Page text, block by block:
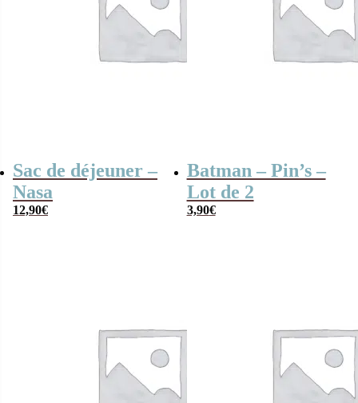
Sac de déjeuner –
Nasa
12,90€
Batman – Pin’s –
Lot de 2
3,90€